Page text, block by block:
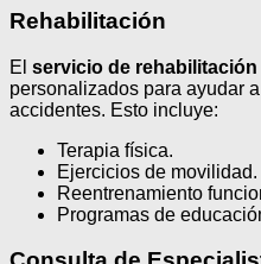
Rehabilitación
El servicio de rehabilitación
personalizados para ayudar
accidentes. Esto incluye:
Terapia física.
Ejercicios de movilidad.
Reentrenamiento
Programas de